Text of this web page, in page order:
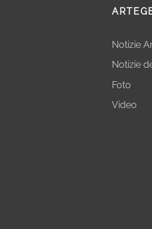
Notizie
Notizie
Foto
Video